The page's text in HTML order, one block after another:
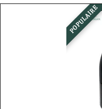
-
POPULAIRE